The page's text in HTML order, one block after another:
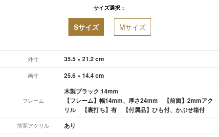
サイズ選択：
Sサイズ Mサイズ
外寸 35.5 × 21.2 cm
画寸 25.6 × 14.4 cm
フレーム
木製ブラック 14mm
【フレーム】幅14mm、厚さ24mm 【前面】2mmアク
リル 【裏打ち】有 【付属品】ひも付、かぶせ箱付
前面アクリル あり